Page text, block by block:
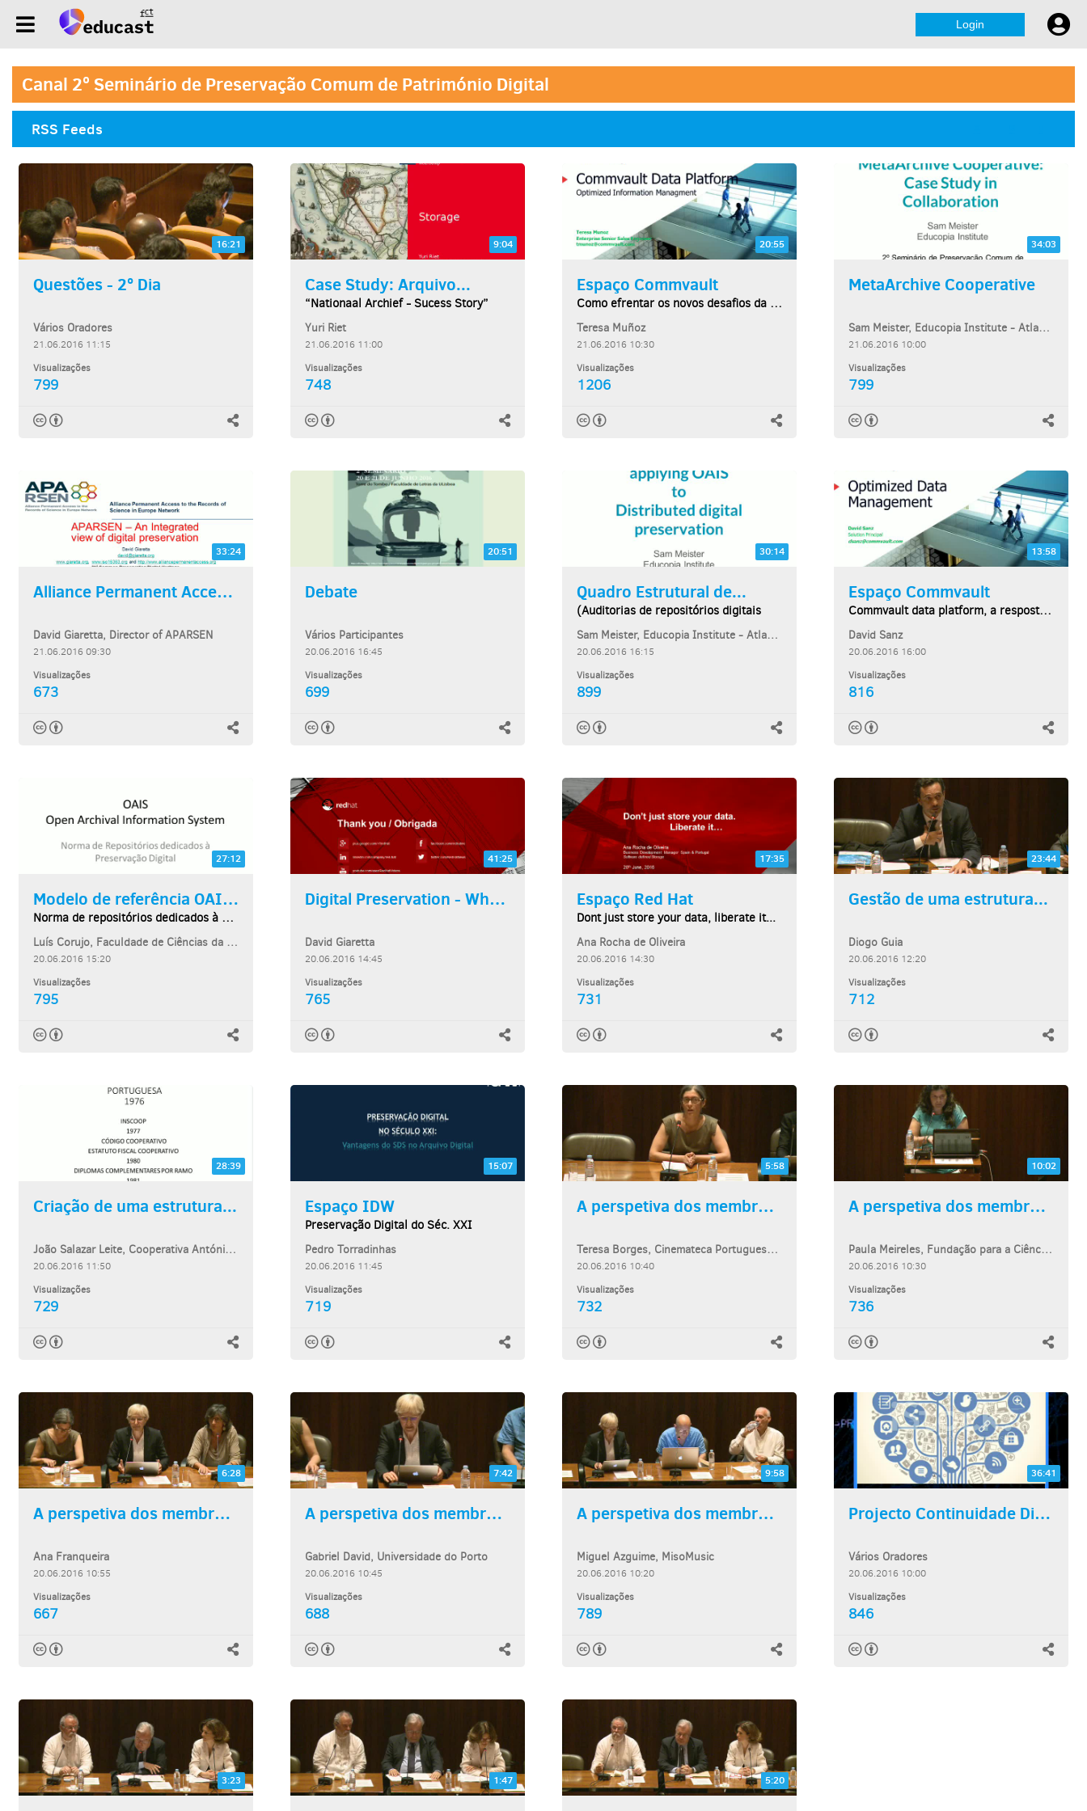
Login
Canal 2º Seminário de Preservação Comum de Património Digital
RSS Feeds
16:21
Questões - 2º Dia
Vários Oradores
21.06.2016 11:15
Visualizações
799
9:04
Case Study: Arquivo...
“Nationaal Archief - Sucess Story”
Yuri Riet
21.06.2016 11:00
Visualizações
748
20:55
Espaço Commvault
Como efrentar os novos desafios da transformação...
Teresa Muñoz
21.06.2016 10:30
Visualizações
1206
34:03
MetaArchive Cooperative
Sam Meister, Educopia Institute - Atlanta
21.06.2016 10:00
Visualizações
799
33:24
Alliance Permanent Access...
David Giaretta, Director of APARSEN
21.06.2016 09:30
Visualizações
673
20:51
Debate
Vários Participantes
20.06.2016 16:45
Visualizações
699
30:14
Quadro Estrutural de...
(Auditorias de repositórios digitais
Sam Meister, Educopia Institute - Atlanta
20.06.2016 16:15
Visualizações
899
13:58
Espaço Commvault
Commvault data platform, a resposta a uma gestão...
David Sanz
20.06.2016 16:00
Visualizações
816
27:12
Modelo de referência OAIS -...
Norma de repositórios dedicados à preservação...
Luís Corujo, Faculdade de Ciências da Universidade de Lisboa
20.06.2016 15:20
Visualizações
795
41:25
Digital Preservation - Who?...
David Giaretta
20.06.2016 14:45
Visualizações
765
17:35
Espaço Red Hat
Dont just store your data, liberate it...
Ana Rocha de Oliveira
20.06.2016 14:30
Visualizações
731
23:44
Gestão de uma estrutura...
Diogo Guia
20.06.2016 12:20
Visualizações
712
28:39
Criação de uma estrutura...
João Salazar Leite, Cooperativa António Sérgio para a Economia Social
20.06.2016 11:50
Visualizações
729
15:07
Espaço IDW
Preservação Digital do Séc. XXI
Pedro Torradinhas
20.06.2016 11:45
Visualizações
719
5:58
A perspetiva dos membros do...
Teresa Borges, Cinemateca Portuguesa – Museu do Cinema
20.06.2016 10:40
Visualizações
732
10:02
A perspetiva dos membros do...
Paula Meireles, Fundação para a Ciência e a Tecnologia
20.06.2016 10:30
Visualizações
736
6:28
A perspetiva dos membros do...
Ana Franqueira
20.06.2016 10:55
Visualizações
667
7:42
A perspetiva dos membros do...
Gabriel David, Universidade do Porto
20.06.2016 10:45
Visualizações
688
9:58
A perspetiva dos membros do...
Miguel Azguime, MisoMusic
20.06.2016 10:20
Visualizações
789
36:41
Projecto Continuidade Digital
Vários Oradores
20.06.2016 10:00
Visualizações
846
3:23 1:47 5:20